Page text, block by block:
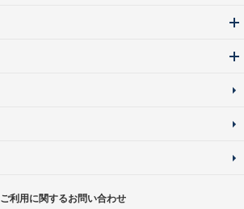
ご利用に関するお問い合わせ